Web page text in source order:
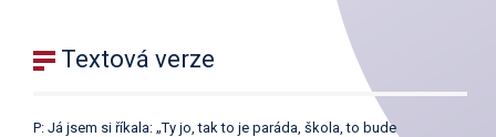
Textová verze
P: Já jsem si říkala: „Ty jo, tak to je paráda, škola, to bude